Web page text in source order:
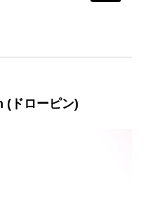
ドローピン)